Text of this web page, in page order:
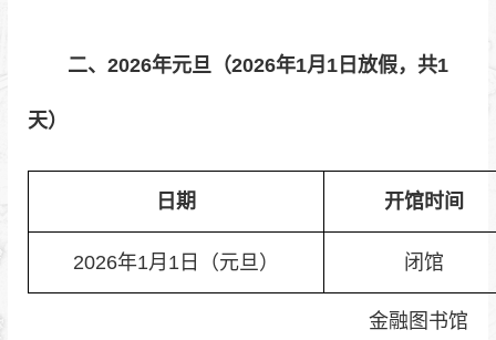
二、2026年元旦（2026年1月1日放假，共1
天）
日期 开馆时间
2026年1月1日（元旦） 闭馆
金融图书馆